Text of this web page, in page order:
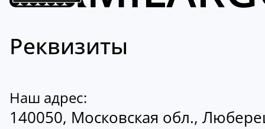
Реквизиты
Наш адрес:
140050, Московская обл.,